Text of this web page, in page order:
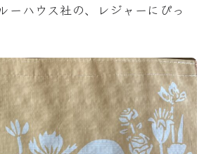
ーハウス社の、レジャーにぴっ